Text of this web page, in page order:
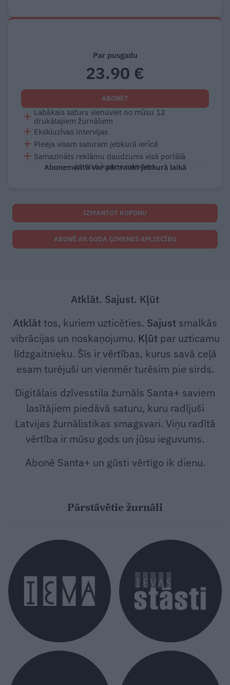
Par pusgadu
23.90 €
ABONĒT
Labākais saturs vienuviet no mūsu 12
drukātajiem žurnāliem
Ekskluzīvas intervijas
Pieeja visam saturam jebkurā ierīcē
Samazināts reklāmu daudzums visā portālā
Abonementu var pārtraukt jebkurā laikā
23.90 € ik pēc 6 mēnešiem
IZMANTOT KUPONU
ABONĒ AR GODA ĢIMENES APLIECĪBU
Atklāt. Sajust. Kļūt
Atklāttos, kuriem uzticēties. Sajust smalkās
vibrācijas un noskaņojumu. Kļūtpar uzticamu
līdzgaitnieku. Šīs ir vērtības, kurus savā ceļā
esam turējuši un vienmēr turēsim pie sirds.
Digitālais dzīvesstila žurnāls Santa+ saviem
lasītājiem piedāvā saturu, kuru radījuši
Latvijas žurnālistikas smagsvari. Viņu radītā
vērtība ir mūsu gods un jūsu ieguvums.
Abonē Santa+ un gūsti vērtīgo ik dienu.
Pārstāvētie žurnāli